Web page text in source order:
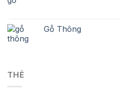
Gỗ Thông
THẺ